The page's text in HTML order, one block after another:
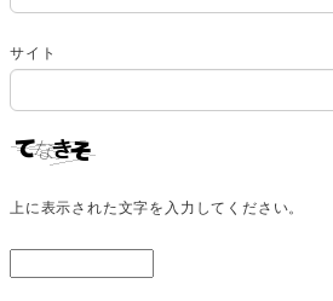
サイト
上に表示された文字を入力してください。